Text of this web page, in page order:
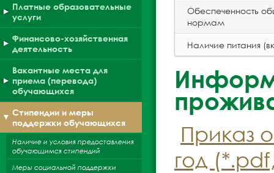
Платные образовательные
услуги
Финансово-хозяйственная
деятельность
Вакантные места для
приема (перевода)
обучающихся
Стипендии и меры
поддержки обучающихся
Наличие и условия предоставления
обучающимся стипендий
Меры социальной поддержки
Обеспеченность
нормам
Наличие питания
Приказ
год